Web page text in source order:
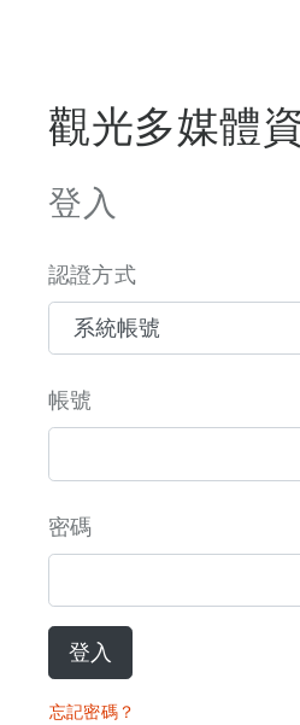
觀光多媒體
登入
認證方式
帳號
密碼
登入
忘記密碼？